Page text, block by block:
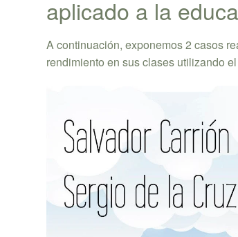
aplicado a la
A continuación, exponemos 2 casos
rendimiento en sus clases utilizando